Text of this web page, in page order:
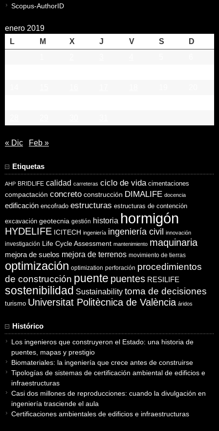
Scopus-AuthorID
enero 2019
L
M X J V S
D
« Dic Feb »
Etiquetas
AHP BRIDLIFE calidad carreteras ciclo de vida cimentaciones
compactación concreto construcción DIMALIFE docencia
edificación encofrado estructuras estructuras de contención
excavación geotecnia gestión historia hormigón
HYDELIFE ICITECH ingeniería ingeniería civil innovación
investigación Life Cycle Assessment mantenimiento maquinaria
mejora de suelos mejora de terrenos movimiento de tierras
optimización optimization perforación procedimientos
de construcción puente puentes RESILIFE
sostenibilidad Sustainability toma de decisiones
turismo Universitat Politècnica de València áridos
Histórico
Los ingenieros que construyeron el Estado: una historia de
puentes, mapas y prestigio
Biomateriales: la ingeniería que crece antes de construirse
Tipologías de sistemas de certificación ambiental de edificios e
infraestructuras
Casi dos millones de reproducciones: cuando la divulgación en
ingeniería trasciende el aula
Certificaciones ambientales de edificios e infraestructuras